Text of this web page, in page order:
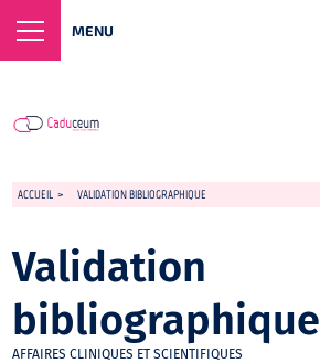
MENU
ACCUEIL > VALIDATION BIBLIOGRAPHIQUE
Validation
bibliographique
AFFAIRES CLINIQUES ET SCIENTIFIQUES